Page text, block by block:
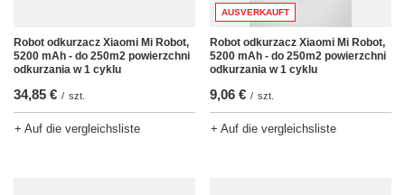
Robot odkurzacz Xiaomi Mi Robot,
5200 mAh - do 250m2 powierzchni
odkurzania w 1 cyklu
34,85 € / szt.
+ Auf die vergleichsliste
AUSVERKAUFT
Robot odkurzacz Xiaomi Mi Robot,
5200 mAh - do 250m2 powierzchni
odkurzania w 1 cyklu
9,06 € / szt.
+ Auf die vergleichsliste